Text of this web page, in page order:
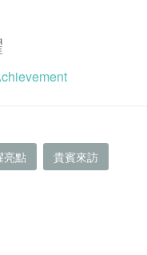
亮點 貴賓來訪